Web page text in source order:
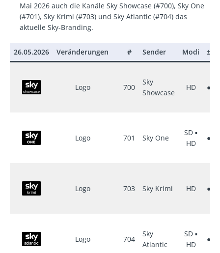
Mai 2026 auch die Kanäle Sky Showcase (#700), Sky One
(#701), Sky Krimi (#703) und Sky Atlantic (#704) das
aktuelle Sky-Branding.
26.05.2026 Veränderungen # Sender Modi ±
Logo 700
Sky
Showcase
HD ●
Logo 701 Sky One
SD ▪
HD
●
Logo 703 Sky Krimi HD ●
Logo 704
Sky
Atlantic
SD ▪
HD
●